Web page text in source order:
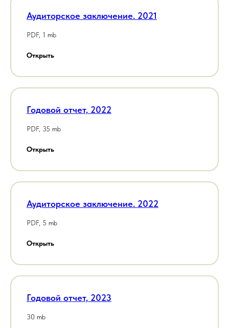
Аудиторское заключение. 2021
PDF, 1 mb
Открыть
Годовой отчет, 2022
PDF, 35 mb
Открыть
Аудиторское заключение. 2022
PDF, 5 mb
Открыть
Годовой отчет, 2023
30 mb